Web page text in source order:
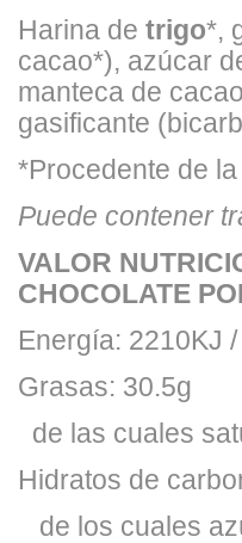
Harina de trigo*,
cacao*), azúcar
manteca de
gasificante
*Procedente de
Puede contener
VALOR
CHOCOLATE
Energía: 2210KJ
Grasas: 30.5g
de las cuales
Hidratos de
de los cuales